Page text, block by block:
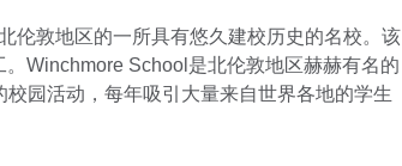
伦敦地区的一所具有悠久建校历史的名校。该
Winchmore School是北伦敦地区赫赫有名的
园活动，每年吸引大量来自世界各地的学生